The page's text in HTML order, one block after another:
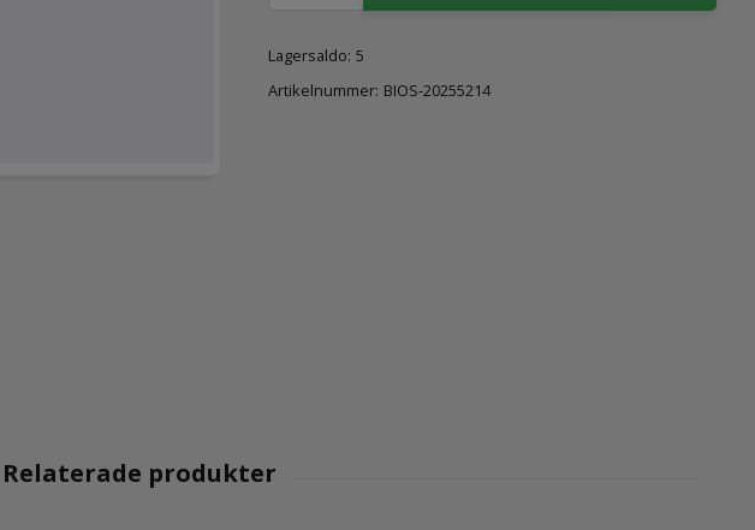
Lagersaldo: 5
Artikelnummer: BIOS-20255214